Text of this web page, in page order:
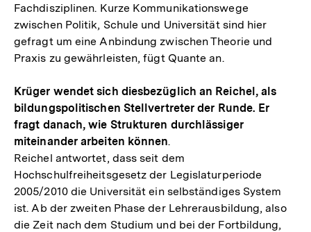
Fachdisziplinen. Kurze Kommunikationswege
zwischen Politik, Schule und Universität sind hier
gefragt um eine Anbindung zwischen Theorie und
Praxis zu gewährleisten, fügt Quante an.
Krüger wendet sich diesbezüglich an Reichel, als
bildungspolitischen Stellvertreter der Runde. Er
fragt danach, wie Strukturen durchlässiger
miteinander arbeiten können.
Reichel antwortet, dass seit dem
Hochschulfreiheitsgesetz der Legislaturperiode
2005/2010 die Universität ein selbständiges System
ist. Ab der zweiten Phase der Lehrerausbildung, also
die Zeit nach dem Studium und bei der Fortbildung,